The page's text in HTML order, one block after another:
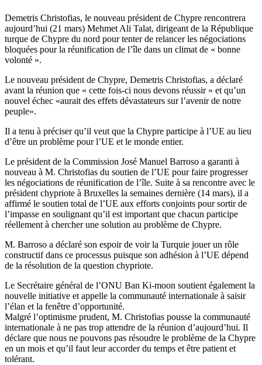
Demetris Christofias, le nouveau président de Chypre rencontrera
aujourd’hui (21 mars) Mehmet Ali Talat, dirigeant de la République
turque de Chypre du nord pour tenter de relancer les négociations
bloquées pour la réunification de l’île dans un climat de « bonne
volonté ».
Le nouveau président de Chypre, Demetris Christofias, a déclaré
avant la réunion que « cette fois-ci nous devons réussir » et qu’un
nouvel échec «aurait des effets dévastateurs sur l’avenir de notre
peuple».
Il a tenu à préciser qu’il veut que la Chypre participe à l’UE au lieu
d’être un problème pour l’UE et le monde entier.
Le président de la Commission José Manuel Barroso a garanti à
nouveau à M. Christofias du soutien de l’UE pour faire progresser
les négociations de réunification de l’île. Suite à sa rencontre avec le
président chypriote à Bruxelles la semaines dernière (14 mars), il a
affirmé le soutien total de l’UE aux efforts conjoints pour sortir de
l’impasse en soulignant qu’il est important que chacun participe
réellement à chercher une solution au problème de Chypre.
M. Barroso a déclaré son espoir de voir la Turquie jouer un rôle
constructif dans ce processus puisque son adhésion à l’UE dépend
de la résolution de la question chypriote.
Le Secrétaire général de l’ONU Ban Ki-moon soutient également la
nouvelle initiative et appelle la communauté internationale à saisir
l’élan et la fenêtre d’opportunité.
Malgré l’optimisme prudent, M. Christofias pousse la communauté
internationale à ne pas trop attendre de la réunion d’aujourd’hui. Il
déclare que nous ne pouvons pas résoudre le problème de la Chypre
en un mois et qu’il faut leur accorder du temps et être patient et
tolérant.